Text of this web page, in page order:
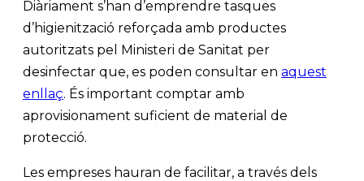
Diàriament s’han d’emprendre tasques
d’higienització reforçada amb productes
autoritzats pel Ministeri de Sanitat per
desinfectar que, es poden consultar en aquest
enllaç. És important comptar amb
aprovisionament suficient de material de
protecció.
Les empreses hauran de facilitar, a través dels